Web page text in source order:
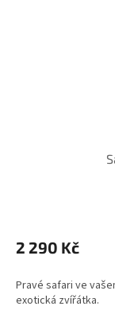
2 290 Kč
Pravé safari ve
exotická zvířátka.